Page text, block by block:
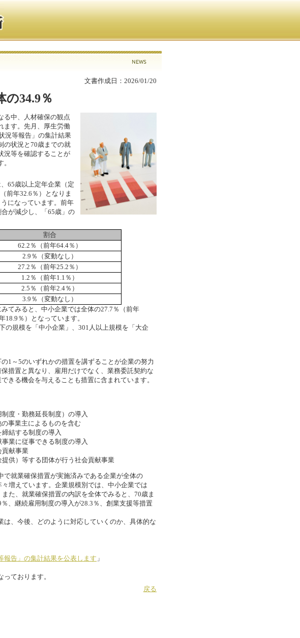
文書作成日：2026/01/20
の34.9％
る中、人材確保の観点
ます。先月、厚生労働
況等報告」の集計結果
の状況と70歳までの就
況等を確認することが
65歳以上定年企業（定
前年32.6％）となりま
になっています。前年
が減少し、「65歳」の
割合
62.2％（前年64.4％）
2.9％（変動なし）
27.2％（前年25.2％）
1.2％（前年1.1％）
2.5％（前年2.4％）
3.9％（変動なし）
てみると、中小企業では全体の27.7％（前年
18.9％）となっています。
の規模を「中小企業」、301人以上規模を「大企
1～5のいずれかの措置を講ずることが企業の努力
措置と異なり、雇用だけでなく、業務委託契約な
きる機会を与えることも措置に含まれています。
度・勤務延長制度）の導入
事業主によるものを含む
結する制度の導入
業に従事できる制度の導入
貢献事業
供）等する団体が行う社会貢献事業
就業確保措置が実施済みである企業が全体の
増えています。企業規模別では、中小企業では
た、就業確保措置の内訳を全体でみると、70歳ま
、継続雇用制度の導入が28.3％、創業支援等措置
、今後、どのように対応していくのか、具体的な
報告」の集計結果を公表します 」
ております。
戻る